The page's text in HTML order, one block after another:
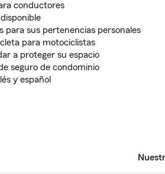
conductores
para sus pertenencias personales
para motociclistas
a proteger su espacio
seguro de condominio
y español